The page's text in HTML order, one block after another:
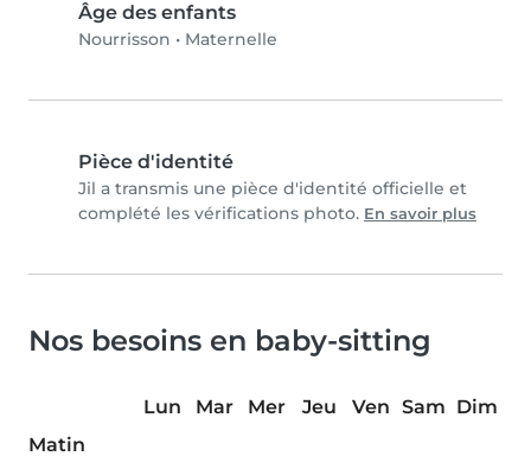
Âge des enfants
Nourrisson • Maternelle
Pièce d'identité
Jil a transmis une pièce d'identité officielle et
complété les vérifications photo. En savoir plus
Nos besoins en baby-sitting
Lun Mar Mer Jeu Ven Sam Dim
Matin